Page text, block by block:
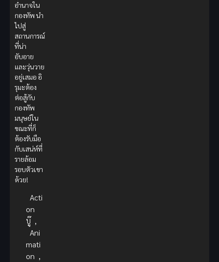
อำนาจใน
กองทัพ นำ
ไปสู่
สถานการณ์
ที่น่า
อับอาย
และวุ่นวาย
อยู่เสมอ อิ
รุมะต้อง
ต่อสู้กับ
กองทัพ
มนุษย์ใน
ขณะที่ก็
ต้องรับมือ
กับเสน่ห์ที่
รายล้อม
รอบตัวเขา
ด้วย!
Acti
on
บู๊ ,
Ani
mati
on ,